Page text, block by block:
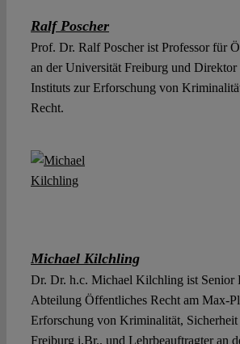
Ralf Poscher
Prof. Dr. Ralf Poscher ist Professor für
an der Universität Freiburg und
Instituts zur Erforschung von
Recht.
Michael Kilchling
Dr. Dr. h.c. Michael Kilchling ist Senior
Abteilung Öffentliches Recht am Max-
Erforschung von Kriminalität, Sicherheit
Freiburg i.Br., und Lehrbeauftragter an